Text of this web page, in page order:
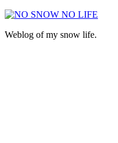
Weblog of my snow life.